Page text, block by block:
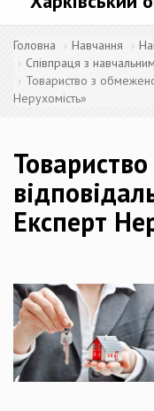
Головна Навчання
Співпраця з
Товариство з
Нерухомість»
Експерт